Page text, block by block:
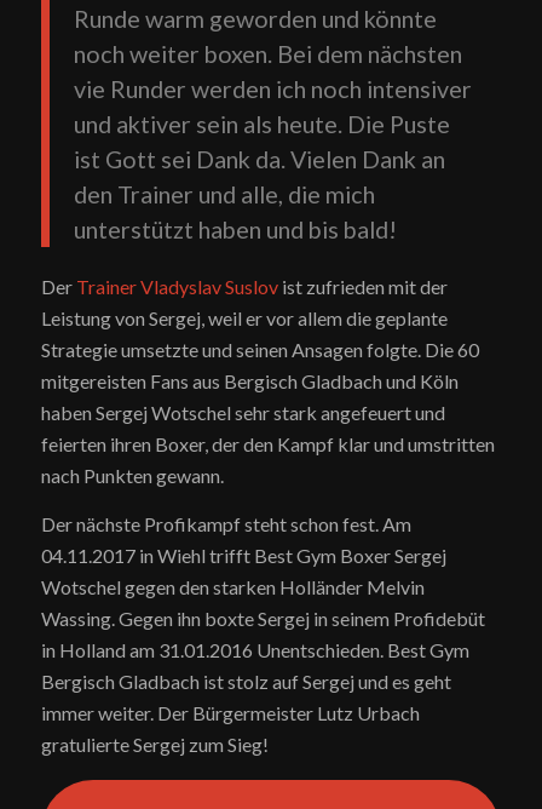
Runde warm geworden und könnte
noch weiter boxen. Bei dem nächsten
vie Runder werden ich noch intensiver
und aktiver sein als heute. Die Puste
ist Gott sei Dank da. Vielen Dank an
den Trainer und alle, die mich
unterstützt haben und bis bald!
Der Trainer Vladyslav Suslovist zufrieden mit der
Leistung von Sergej, weil er vor allem die geplante
Strategie umsetzte und seinen Ansagen folgte. Die 60
mitgereisten Fans aus Bergisch Gladbach und Köln
haben Sergej Wotschel sehr stark angefeuert und
feierten ihren Boxer, der den Kampf klar und umstritten
nach Punkten gewann.
Der nächste Profikampf steht schon fest. Am
04.11.2017 in Wiehl trifft Best Gym Boxer Sergej
Wotschel gegen den starken Holländer Melvin
Wassing. Gegen ihn boxte Sergej in seinem Profidebüt
in Holland am 31.01.2016 Unentschieden. Best Gym
Bergisch Gladbach ist stolz auf Sergej und es geht
immer weiter. Der Bürgermeister Lutz Urbach
gratulierte Sergej zum Sieg!